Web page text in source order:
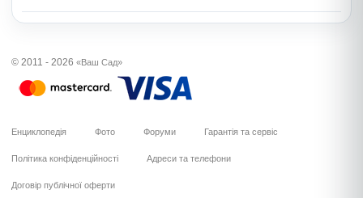
© 2011 - 2026 «Ваш Сад»
Енциклопедія Фото Форуми Гарантія та сервіс
Політика конфіденційності Адреси та телефони
Договір публічної оферти